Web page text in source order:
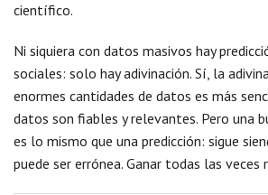
científico.
Ni siquiera con datos masivos hay
sociales: solo hay adivinación. Sí, la
enormes cantidades de datos es más
datos son fiables y relevantes. Pero una
es lo mismo que una predicción: sigue
puede ser errónea. Ganar todas las veces